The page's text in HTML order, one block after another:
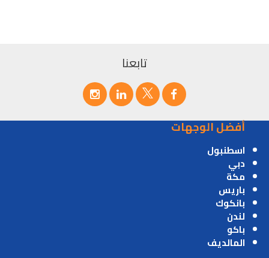
تابعنا
أفضل الوجهات
اسطنبول
دبي
مكة
باريس
بانكوك
لندن
باكو
المالديف